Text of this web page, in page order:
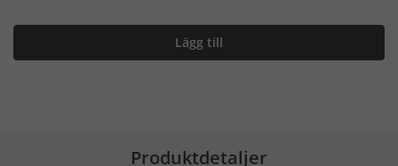
Lägg till
Produktdetaljer